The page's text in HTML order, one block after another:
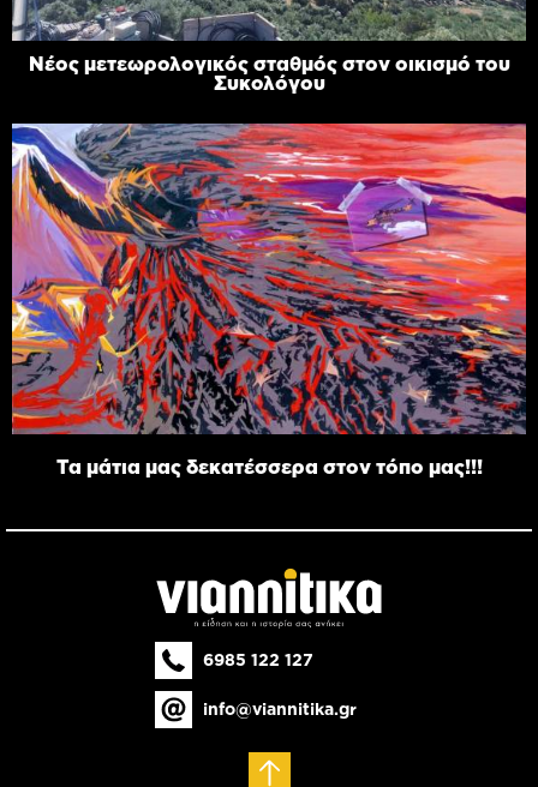
Νέος μετεωρολογικός σταθμός στον οικισμό του
Συκολόγου
Τα μάτια μας δεκατέσσερα στον τόπο μας!!!
6985 122 127
info@viannitika.gr